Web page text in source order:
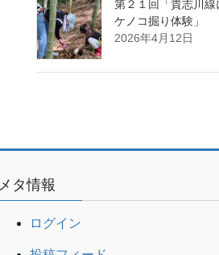
第２１回「貴志川線
ケノコ掘り体験」
2026年4月12日
メタ情報
ログイン